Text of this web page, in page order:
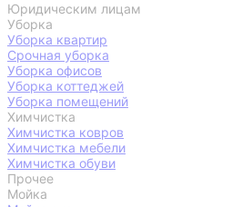
Юридическим лицам
Уборка
Уборка квартир
Срочная уборка
Уборка офисов
Уборка коттеджей
Уборка помещений
Химчистка
Химчистка ковров
Химчистка мебели
Химчистка обуви
Прочее
Мойка